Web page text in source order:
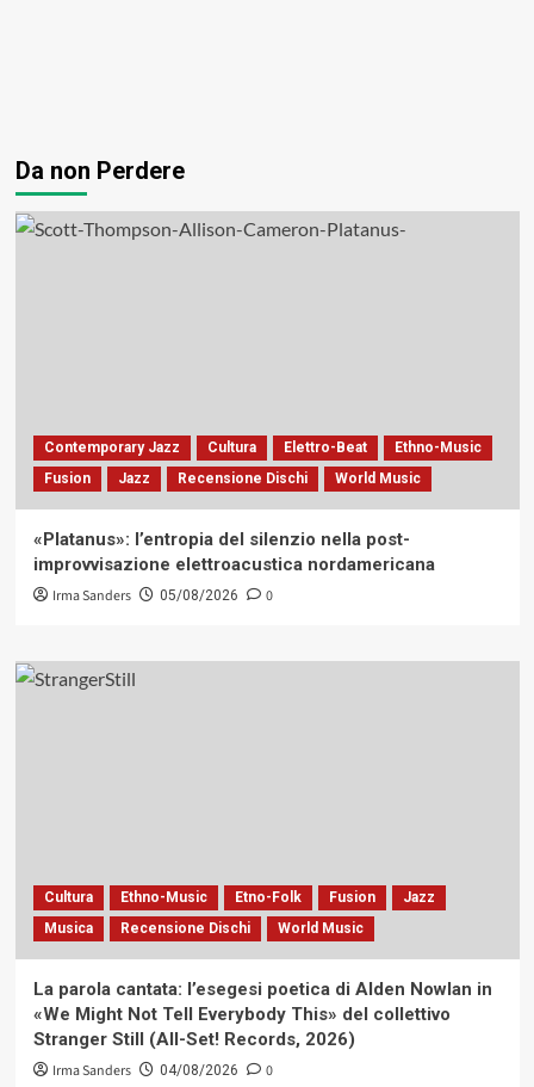
Da non Perdere
Contemporary Jazz Cultura Elettro-Beat
Ethno-Music
Fusion
Jazz Recensione Dischi World Music
«Platanus»: l’entropia del silenzio nella post-
improvvisazione elettroacustica nordamericana
Irma Sanders 05/08/2026 0
Cultura Ethno-Music Etno-Folk Fusion
Jazz
Musica
Recensione Dischi World Music
La parola cantata: l’esegesi poetica di Alden Nowlan in
«We Might Not Tell Everybody This» del collettivo
Stranger Still (All-Set! Records, 2026)
Irma Sanders 04/08/2026 0